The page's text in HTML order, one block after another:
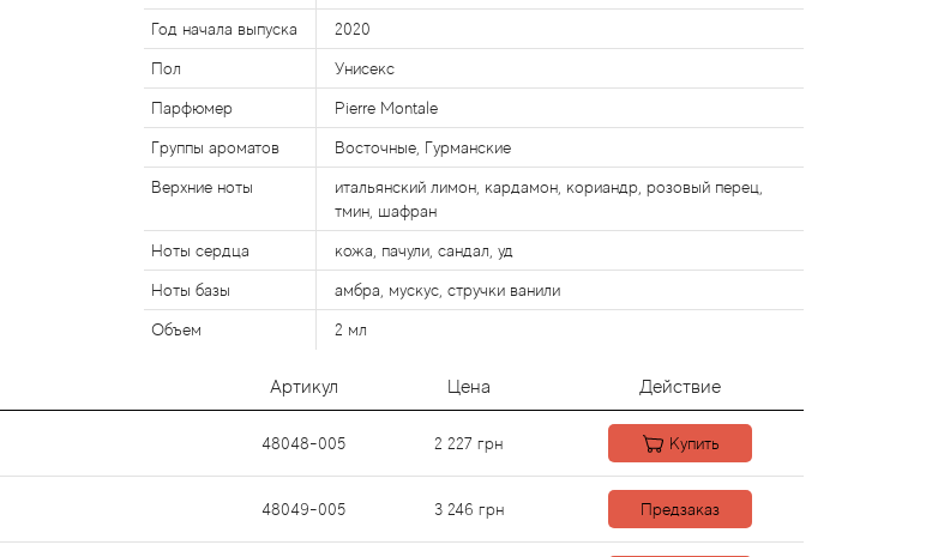
Год начала выпуска 2020
Пол Унисекс
Парфюмер Pierre Montale
Группы ароматов Восточные, Гурманские
Верхние ноты
итальянский лимон, кардамон, кориандр, розовый перец,
тмин, шафран
Ноты сердца кожа, пачули, сандал, уд
Ноты базы амбра, мускус, стручки ванили
Объем 2 мл
Артикул Цена Действие
48048-005 2 227 грн Купить
48049-005 3 246 грн Предзаказ